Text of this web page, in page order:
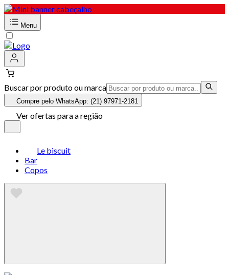
Menu
Buscar por produto ou marca
Compre pelo WhatsApp: (21) 97971-2181
Ver ofertas para a região
Le biscuit
Bar
Copos